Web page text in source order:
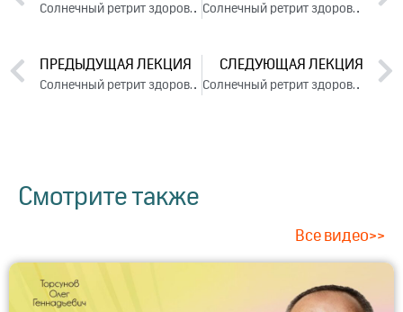
Солнечный ретрит здоровья. День 2. Часть 2 (2024) Солнечный ретрит здоровья. День 3. Часть 2 (2024)
ПРЕДЫДУЩАЯ ЛЕКЦИЯ
Солнечный ретрит здоровья. День 2. Часть 2 (2024)
СЛЕДУЮЩАЯ ЛЕКЦИЯ
Солнечный ретрит здоровья. День 3. Часть 2 (2024)
Смотрите также
Все видео>>